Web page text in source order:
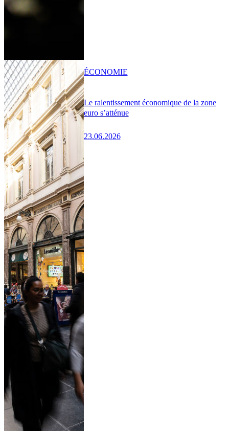
Le ralentissement économique de la zone
euro s’atténue
23.06.2026
ÉCONOMIE